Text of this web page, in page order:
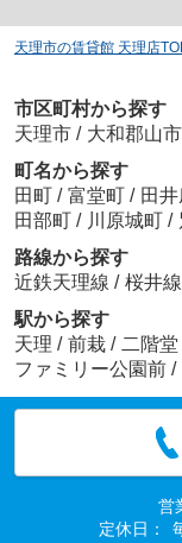
天理市の賃貸館 天理店
市区町村から探す
天理市 / 大和郡山市
町名から探す
田町 / 富堂町 / 田
田部町 / 川原城町 /
路線から探す
近鉄天理線 / 桜井線
駅から探す
天理 / 前栽 / 二階堂
ファミリー公園前 /
営
定休日：